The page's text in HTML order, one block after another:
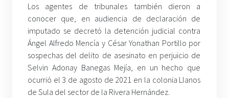
Los agentes de tribunales también dieron a
conocer que, en audiencia de declaración de
imputado se decretó la detención judicial contra
Ángel Alfredo Mencía y César Yonathan Portillo por
sospechas del delito de asesinato en perjuicio de
Selvin Adonay Banegas Mejía, en un hecho que
ocurrió el 3 de agosto de 2021 en la colonia Llanos
de Sula del sector de la Rivera Hernández.